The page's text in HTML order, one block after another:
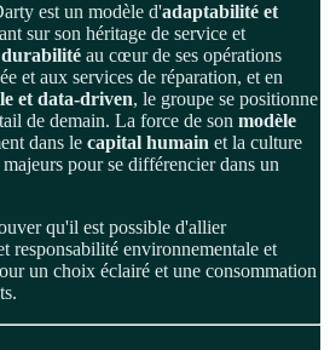
est un modèle d'adaptabilité et
sur son héritage de service et
durabilité au cœur de ses opérations
et aux services de réparation, et en
et data-driven, le groupe se positionne
de demain. La force de son modèle
dans le capital humain et la culture
pour se différencier dans un
qu'il est possible d'allier
responsabilité environnementale et
un choix éclairé et une consommation